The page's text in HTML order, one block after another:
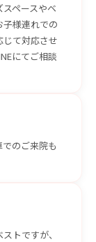
ペースやベ
子様連れでの
じて対応させ
にてご相談
のご来院も
トですが、